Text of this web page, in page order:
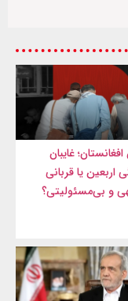
غایبان
یا قربانی
و بی‌مسئولیتی؟